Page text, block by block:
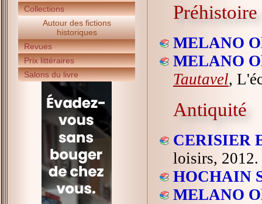
Collections
Autour des fictions
historiques
Revues
Prix littéraires
Salons du livre
Préhistoire
MELANO
MELANO
Tautavel,
Antiquité
CERISIER
loisirs, 2012.
HOCHAIN
MELANO